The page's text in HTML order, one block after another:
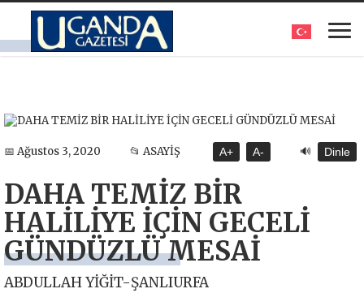
📅 Ağustos 3, 2020 📂 ASAYİŞ A+ A- 🔊 Dinle
DAHA TEMİZ BİR
HALİLİYE İÇİN GECELİ
GÜNDÜZLÜ MESAİ
ABDULLAH YİĞİT-ŞANLIURFA